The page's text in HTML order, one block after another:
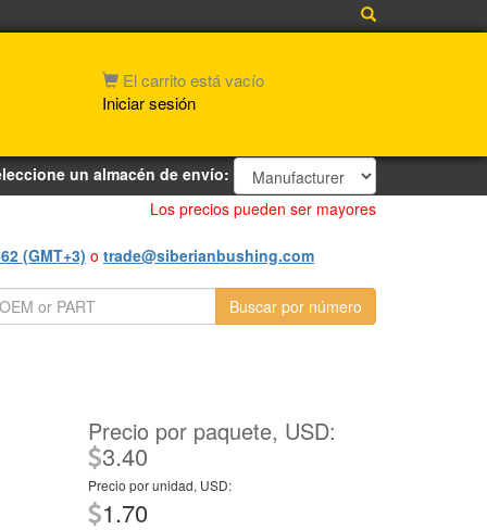
El carrito está vacío
Iniciar sesión
un almacén de envío:
Los precios pueden ser mayores
(GMT+3) o trade@siberianbushing.com
Precio por paquete, USD:
3.40
Precio por unidad, USD:
1.70